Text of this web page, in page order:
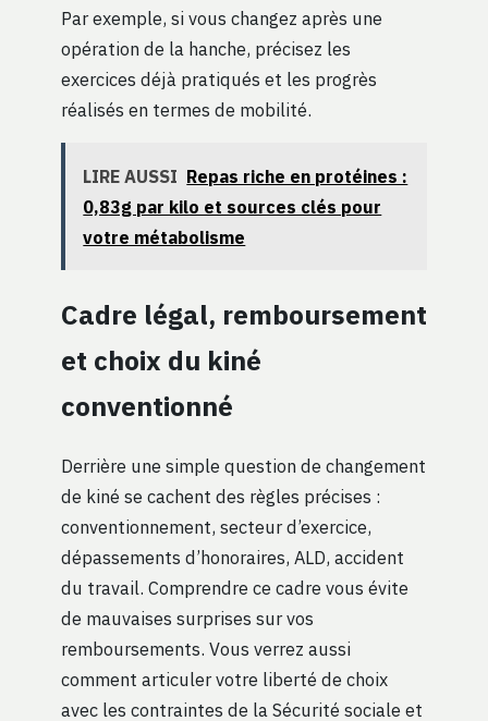
Par exemple, si vous changez après une
opération de la hanche, précisez les
exercices déjà pratiqués et les progrès
réalisés en termes de mobilité.
LIRE AUSSI Repas riche en protéines :
0,83g par kilo et sources clés pour
votre métabolisme
Cadre légal, remboursement
et choix du kiné
conventionné
Derrière une simple question de changement
de kiné se cachent des règles précises :
conventionnement, secteur d’exercice,
dépassements d’honoraires, ALD, accident
du travail. Comprendre ce cadre vous évite
de mauvaises surprises sur vos
remboursements. Vous verrez aussi
comment articuler votre liberté de choix
avec les contraintes de la Sécurité sociale et